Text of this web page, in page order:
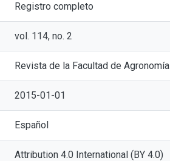
Registro completo
vol. 114, no. 2
Revista de la Facultad de Agronomía
2015-01-01
Español
Attribution 4.0 International (BY 4.0)